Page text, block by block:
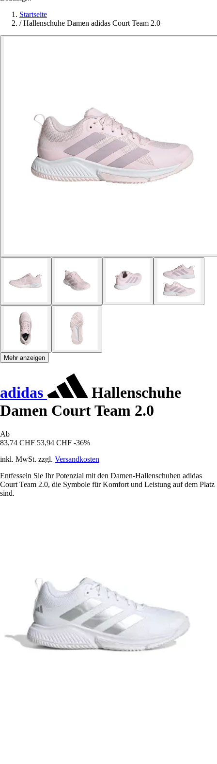
Startseite
/ Hallenschuhe Damen adidas Court Team 2.0
Mehr anzeigen
adidas
Hallenschuhe
Damen Court Team 2.0
Ab
83,74 CHF 53,94 CHF -36%
inkl. MwSt. zzgl. Versandkosten
Entfesseln Sie Ihr Potenzial mit den Damen-Hallenschuhen adidas
Court Team 2.0, die Symbole für Komfort und Leistung auf dem Platz
sind.